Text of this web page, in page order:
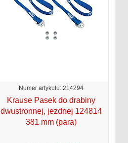
Numer artykułu: 214294
Krause Pasek do drabiny
dwustronnej, jezdnej 124814
381 mm (para)